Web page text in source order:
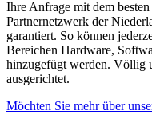
Ihre Anfrage mit dem
Partnernetzwerk der
garantiert. So können
Bereichen Hardware,
hinzugefügt werden. Völlig
ausgerichtet.
Möchten Sie mehr über